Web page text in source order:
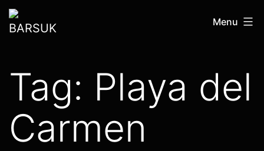
Skip
toBARSUK Menu
Tag: Playa del
Carmen